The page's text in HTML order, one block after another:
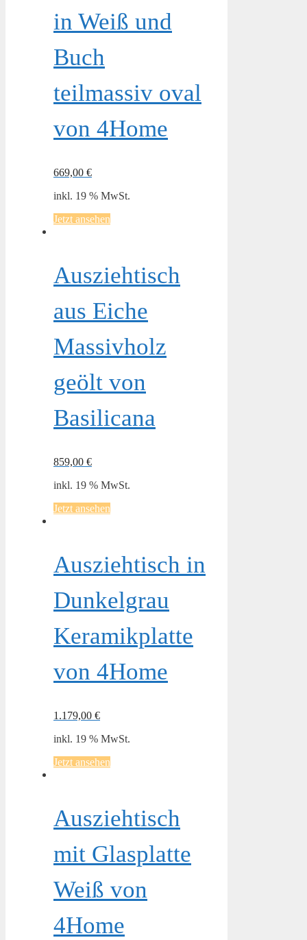
in Weiß und
Buch
teilmassiv oval
von 4Home
669,00 €
inkl. 19 % MwSt.
Jetzt ansehen
Ausziehtisch
aus Eiche
Massivholz
geölt von
Basilicana
859,00 €
inkl. 19 % MwSt.
Jetzt ansehen
Ausziehtisch in
Dunkelgrau
Keramikplatte
von 4Home
1.179,00 €
inkl. 19 % MwSt.
Jetzt ansehen
Ausziehtisch
mit Glasplatte
Weiß von
4Home